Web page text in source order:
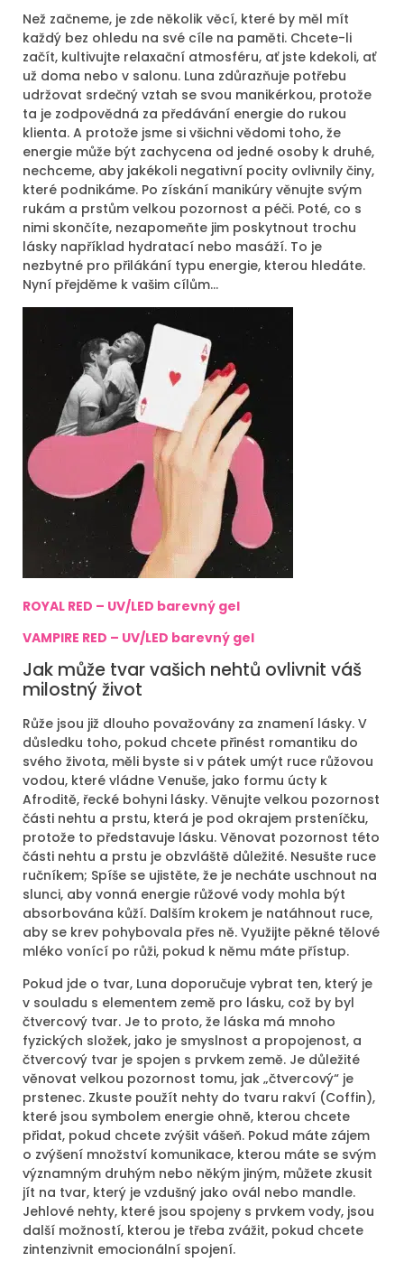
Než začneme, je zde několik věcí, které by měl mít
každý bez ohledu na své cíle na paměti. Chcete-li
začít, kultivujte relaxační atmosféru, ať jste kdekoli, ať
už doma nebo v salonu. Luna zdůrazňuje potřebu
udržovat srdečný vztah se svou manikérkou, protože
ta je zodpovědná za předávání energie do rukou
klienta. A protože jsme si všichni vědomi toho, že
energie může být zachycena od jedné osoby k druhé,
nechceme, aby jakékoli negativní pocity ovlivnily činy,
které podnikáme. Po získání manikúry věnujte svým
rukám a prstům velkou pozornost a péči. Poté, co s
nimi skončíte, nezapomeňte jim poskytnout trochu
lásky například hydratací nebo masáží. To je
nezbytné pro přilákání typu energie, kterou hledáte.
Nyní přejděme k vašim cílům…
ROYAL RED – UV/LED barevný gel
VAMPIRE RED – UV/LED barevný gel
Jak může tvar vašich nehtů ovlivnit váš
milostný život
Růže jsou již dlouho považovány za znamení lásky. V
důsledku toho, pokud chcete přinést romantiku do
svého života, měli byste si v pátek umýt ruce růžovou
vodou, které vládne Venuše, jako formu úcty k
Afroditě, řecké bohyni lásky. Věnujte velkou pozornost
části nehtu a prstu, která je pod okrajem prsteníčku,
protože to představuje lásku. Věnovat pozornost této
části nehtu a prstu je obzvláště důležité. Nesušte ruce
ručníkem; Spíše se ujistěte, že je necháte uschnout na
slunci, aby vonná energie růžové vody mohla být
absorbována kůží. Dalším krokem je natáhnout ruce,
aby se krev pohybovala přes ně. Využijte pěkné tělové
mléko vonící po růži, pokud k němu máte přístup.
Pokud jde o tvar, Luna doporučuje vybrat ten, který je
v souladu s elementem země pro lásku, což by byl
čtvercový tvar. Je to proto, že láska má mnoho
fyzických složek, jako je smyslnost a propojenost, a
čtvercový tvar je spojen s prvkem země. Je důležité
věnovat velkou pozornost tomu, jak „čtvercový“ je
prstenec. Zkuste použít nehty do tvaru rakví (Coffin),
které jsou symbolem energie ohně, kterou chcete
přidat, pokud chcete zvýšit vášeň. Pokud máte zájem
o zvýšení množství komunikace, kterou máte se svým
významným druhým nebo někým jiným, můžete zkusit
jít na tvar, který je vzdušný jako ovál nebo mandle.
Jehlové nehty, které jsou spojeny s prvkem vody, jsou
další možností, kterou je třeba zvážit, pokud chcete
zintenzivnit emocionální spojení.